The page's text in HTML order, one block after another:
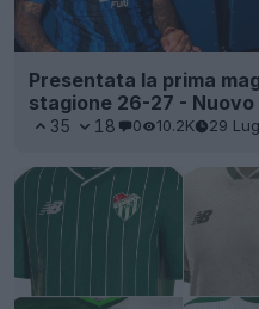
Presentata la prima
stagione 26-27 - Nuovo
35 18 0 10.2K 29